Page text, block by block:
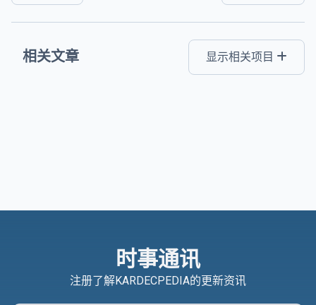
相关文章 显示相关项目
时事通讯
注册了解KARDECPEDIA的更新资讯